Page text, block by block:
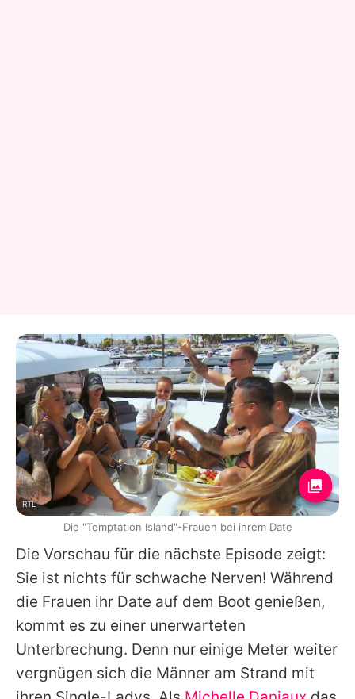
Die Vorschau für die nächste Episode zeigt:
Sie ist nichts für schwache Nerven! Während
die Frauen ihr Date auf dem Boot genießen,
kommt es zu einer unerwarteten
Unterbrechung. Denn nur einige Meter weiter
vergnügen sich die Männer am Strand mit
RTL
Die "Temptation Island"-Frauen bei ihrem Date